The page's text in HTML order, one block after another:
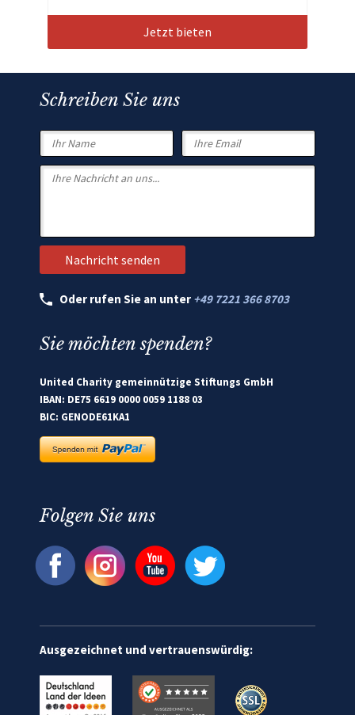
Jetzt bieten
Schreiben Sie uns
Oder rufen Sie an unter +49 7221 366 8703
Sie möchten spenden?
United Charity gemeinnützige Stiftungs GmbH
IBAN: DE75 6619 0000 0059 1188 03
BIC: GENODE61KA1
Folgen Sie uns
Ausgezeichnet und vertrauenswürdig: